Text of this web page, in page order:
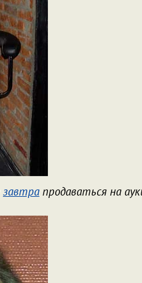
завтрапродаваться на